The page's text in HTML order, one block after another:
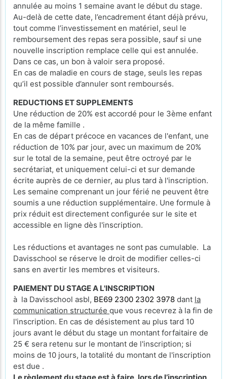
annulée au moins 1 semaine avant le début du stage.
Au-delà de cette date, l’encadrement étant déjà prévu,
tout comme l’investissement en matériel, seul le
remboursement des repas sera possible, sauf si une
nouvelle inscription remplace celle qui est annulée.
Dans ce cas, un bon à valoir sera proposé.
En cas de maladie en cours de stage, seuls les repas
qu’il est possible d’annuler sont remboursés.
REDUCTIONS ET SUPPLEMENTS
Une réduction de 20% est accordé pour le 3ème enfant
de la même famille .
En cas de départ précoce en vacances de l'enfant, une
réduction de 10% par jour, avec un maximum de 20%
sur le total de la semaine, peut être octroyé par le
secrétariat, et uniquement celui-ci et sur demande
écrite auprès de ce dernier, au plus tard à l'inscription.
Les semaine comprenant un jour férié ne peuvent être
soumis a une réduction supplémentaire. Une formule à
prix réduit est directement configurée sur le site et
accessible en ligne dès l'inscription.
Les réductions et avantages ne sont pas cumulable. La
Davisschool se réserve le droit de modifier celles-ci
sans en avertir les membres et visiteurs.
PAIEMENT DU STAGE A L'INSCRIPTION
à la Davisschool asbl, BE69 2300 2302 3978 dant la
communication structurée que vous recevrez à la fin de
l'inscription. En cas de désistement au plus tard 10
jours avant le début du stage un montant forfaitaire de
25 € sera retenu sur le montant de l'inscription; si
moins de 10 jours, la totalité du montant de l'inscription
est due .